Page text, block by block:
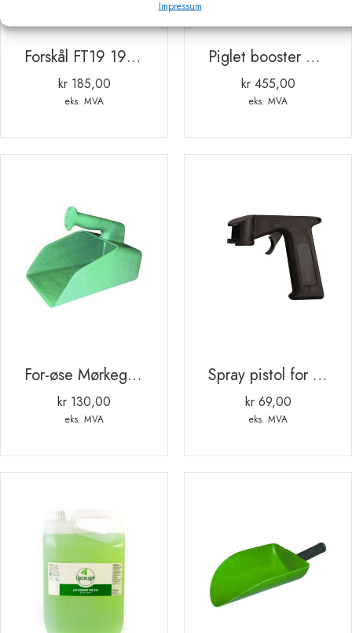
Impressum
Forskål FT19 19x8cm POLYMERBETONG
kr185,00
eks. MVA
Piglet booster 250 ml
kr455,00
eks. MVA
For-øse Mørkegrønn OK plast 2 KG
kr 130,00
eks. MVA
Spray pistol for merke-spray
kr69,00
eks. MVA